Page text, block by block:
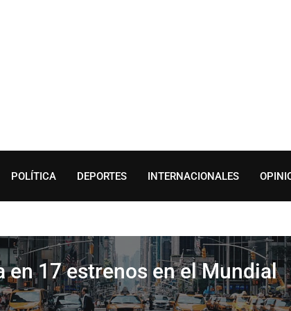
POLÍTICA DEPORTES INTERNACIONALES
en 17 estrenos en el Mundial